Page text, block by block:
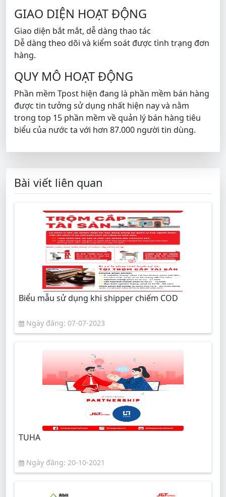
GIAO DIỆN HOẠT ĐỘNG
Giao diện bắt mắt, dễ dàng thao tác
Dễ dàng theo dõi và kiểm soát được tình trạng đơn
hàng.
QUY MÔ HOẠT ĐỘNG
Phần mềm Tpost hiện đang là phần mềm bán hàng
được tin tưởng sử dụng nhất hiện nay và nằm
trong top 15 phần mềm về quản lý bán hàng tiêu
biểu của nước ta với hơn 87.000 người tin dùng.
Bài viết liên quan
Biểu mẫu sử dụng khi shipper chiếm COD
Ngày đăng: 07-07-2023
TUHA
Ngày đăng: 20-10-2021